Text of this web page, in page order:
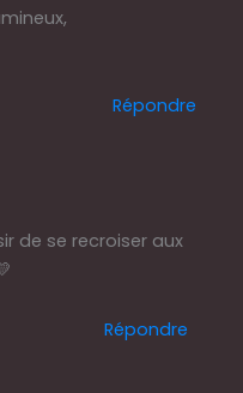
Répondre
de se recroiser aux
Répondre